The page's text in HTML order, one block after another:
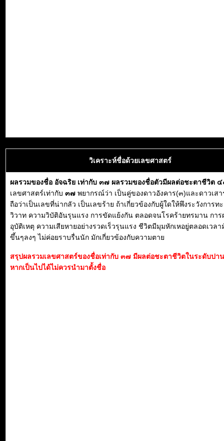
วิเคราะห์ชื่อด้วยเลขศาสตร์
ผลรวมของชื่อ อัจฉริย เท่ากับ ๓๗ ผลรวมของชื่อตัวมีผลต่อชะตาชีวิต ๔
เลขศาสตร์เท่ากับ ๓๗ พยากรณ์ว่า เป็นคู่ของดาวอังคาร(๓)และดาวเส
ถือว่าเป็นเลขที่น่ากลัว เป็นเลขร้าย ถ้าเกี่ยวข้องกับผู้ใดให้พึงระวังการทะ
วิวาท ความวิบัติอันรุนแรง การขัดแย้งกัน ตลอดจนโรคร้ายทรมาน การ
อุบัติเหตุ ความเสียหายอย่างรวดเร็วรุนแรง ชีวิตมีมุมหักเหอยู่ตลอดเวลา
ขึ้นๆลงๆ ไม่ค่อยราบรื่นนัก มักเกี่ยวข้องกับความตาย
สรุปผลรวมเลขศาสตร์ของชื่อเท่ากับ ๓๗ มีผลต่อชะตาชีวิตในระดับปา
หากเป็นไปได้ไม่ควรนำมาตั้งชื่อ